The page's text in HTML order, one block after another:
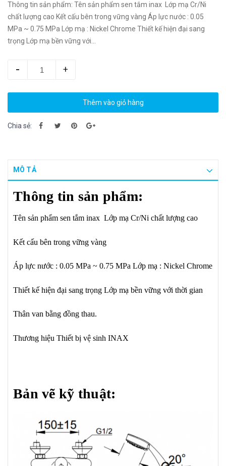
Thông tin sản phẩm: Tên sản phẩm sen tắm inax Lớp mạ Cr/Ni
chất lượng cao Kết cấu bên trong vững vàng Áp lực nước : 0.05
MPa ~ 0.75 MPa Lớp mạ : Nickel Chrome Thiết kế hiện đại sang
trọng Lớp mạ bền vững với...
- +
Thêm vào giỏ hàng
Chia sẻ:
MÔ TẢ
Thông tin sản phẩm:
Tên sản phẩm sen tắm inax Lớp mạ Cr/Ni chất lượng cao
Kết cấu bên trong vững vàng
Áp lực nước : 0.05 MPa ~ 0.75 MPa Lớp mạ : Nickel Chrome
Thiết kế hiện đại sang trọng Lớp mạ bền vững với thời gian
Thân van bằng đồng thau.
Thương hiệu Thiết bị vệ sinh INAX
Bản vẽ kỹ thuật: